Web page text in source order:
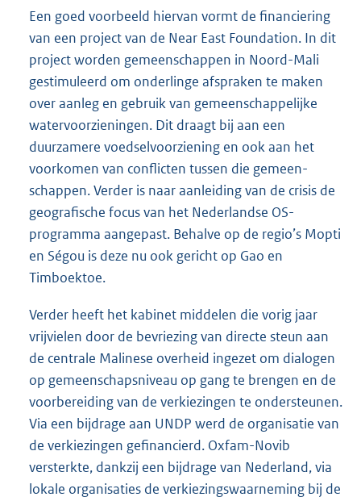
Een goed voorbeeld hiervan vormt de financiering
van een project van de Near East Foundation. In dit
project worden gemeenschappen in Noord-Mali
gestimuleerd om onderlinge afspraken te maken
over aanleg en gebruik van gemeenschappelijke
watervoorzieningen. Dit draagt bij aan een
duurzamere voedselvoorziening en ook aan het
voorkomen van conflicten tussen die gemeen-
schappen. Verder is naar aanleiding van de crisis de
geografische focus van het Nederlandse OS-
programma aangepast. Behalve op de regio’s Mopti
en Ségou is deze nu ook gericht op Gao en
Timboektoe.
Verder heeft het kabinet middelen die vorig jaar
vrijvielen door de bevriezing van directe steun aan
de centrale Malinese overheid ingezet om dialogen
op gemeenschapsniveau op gang te brengen en de
voorbereiding van de verkiezingen te ondersteunen.
Via een bijdrage aan UNDP werd de organisatie van
de verkiezingen gefinancierd. Oxfam-Novib
versterkte, dankzij een bijdrage van Nederland, via
lokale organisaties de verkiezingswaarneming bij de